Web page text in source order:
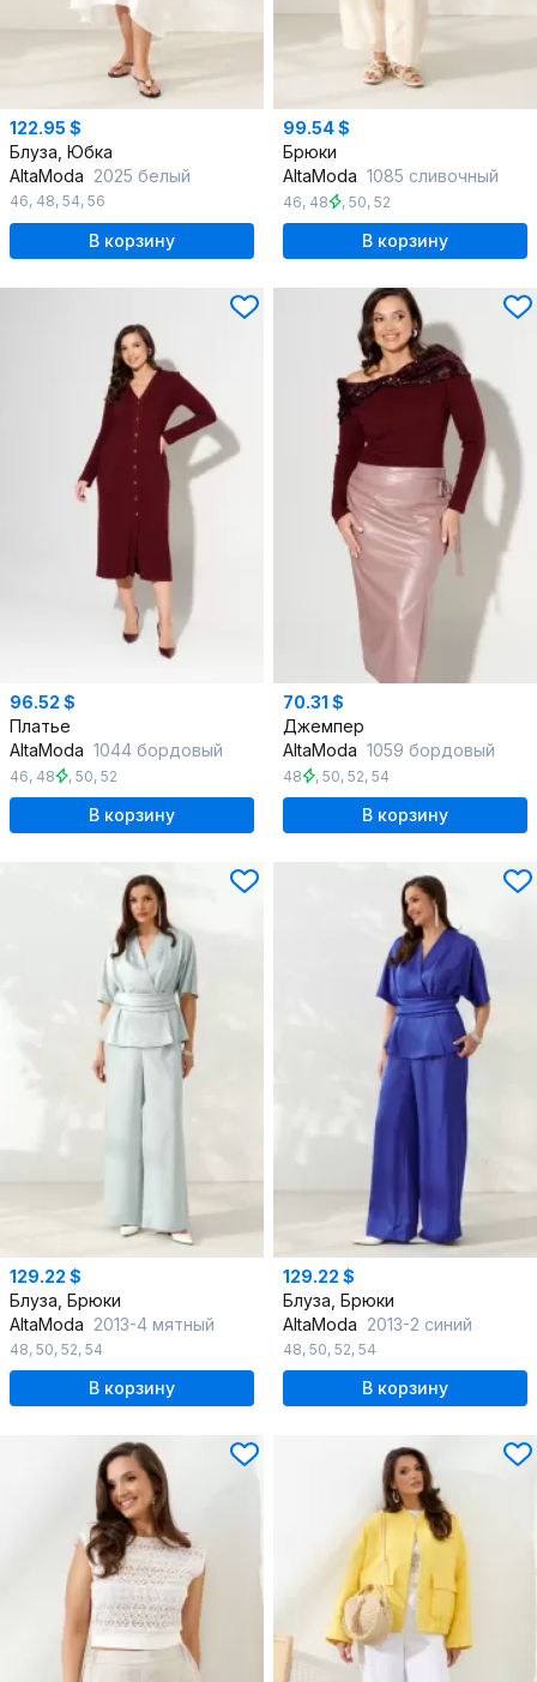
122.95 $
Блуза, Юбка
AltaModa 2025 белый
46, 48, 54, 56
В корзину
99.54 $
Брюки
AltaModa 1085 сливочный
46, 48 , 50, 52
В корзину
96.52 $
Платье
AltaModa 1044 бордовый
46, 48 , 50, 52
В корзину
70.31 $
Джемпер
AltaModa 1059 бордовый
48 , 50, 52, 54
В корзину
129.22 $
Блуза, Брюки
AltaModa 2013-4 мятный
48, 50, 52, 54
В корзину
129.22 $
Блуза, Брюки
AltaModa 2013-2 синий
48, 50, 52, 54
В корзину